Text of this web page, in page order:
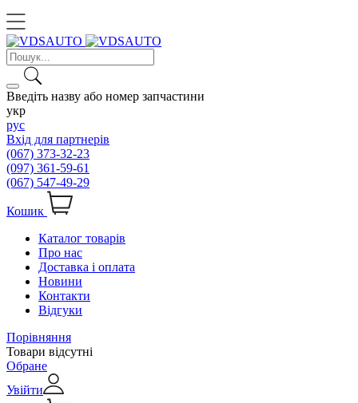
Введіть назву або номер запчастини
укр
рус
Вхід для партнерів
(067) 373-32-23
(097) 361-59-61
(067) 547-49-29
Кошик
Каталог товарів
Про нас
Доставка і оплата
Новини
Контакти
Відгуки
Порівняння
Товари відсутні
Обране
Увійти